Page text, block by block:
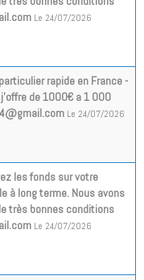
Le 24/07/2026
rapide en France -
de 1000€ a 1 000
Le 24/07/2026
les fonds sur votre
à long terme. Nous avons
très bonnes conditions
Le 24/07/2026